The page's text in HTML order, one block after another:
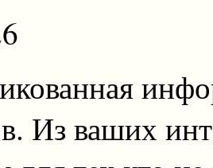
Из ваших